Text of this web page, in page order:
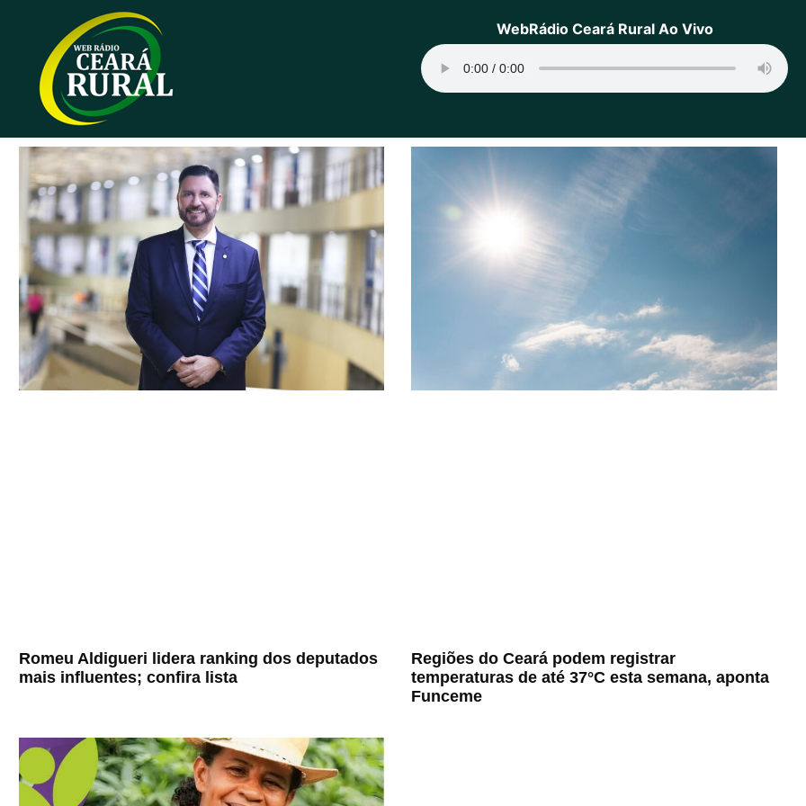
WebRádio Ceará Rural Ao Vivo
Romeu Aldigueri lidera ranking dos deputados
mais influentes; confira lista
Regiões do Ceará podem registrar
temperaturas de até 37°C esta semana, aponta
Funceme